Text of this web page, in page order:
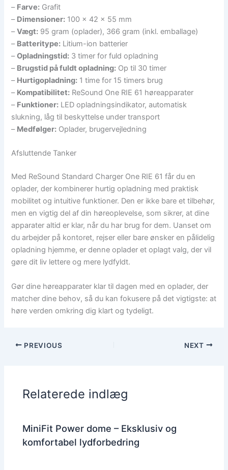
– Farve: Grafit
– Dimensioner: 100 x 42 x 55 mm
–Vægt: 95 gram (oplader), 366 gram (inkl. emballage)
– Batteritype: Litium-ion batterier
–Opladningstid: 3 timer for fuld opladning
– Brugstid på fuldt opladning: Op til 30 timer
– Hurtigopladning: 1 time for 15 timers brug
– Kompatibilitet: ReSound One RIE 61 høreapparater
– Funktioner: LED opladningsindikator, automatisk
slukning, låg til beskyttelse under transport
– Medfølger: Oplader, brugervejledning
Afsluttende Tanker
Med ReSound Standard Charger One RIE 61 får du en
oplader, der kombinerer hurtig opladning med praktisk
mobilitet og intuitive funktioner. Den er ikke bare et tilbehør,
men en vigtig del af din høreoplevelse, som sikrer, at dine
apparater altid er klar, når du har brug for dem. Uanset om
du arbejder på kontoret, rejser eller bare ønsker en pålidelig
opladning hjemme, er denne oplader et oplagt valg, der vil
gøre dit liv lettere og mere lydfyldt.
Gør dine høreapparater klar til dagen med en oplader, der
matcher dine behov, så du kan fokusere på det vigtigste: at
høre verden omkring dig klart og tydeligt.
PREVIOUS NEXT
Relaterede indlæg
MiniFit Power dome – Eksklusiv og
komfortabel lydforbedring